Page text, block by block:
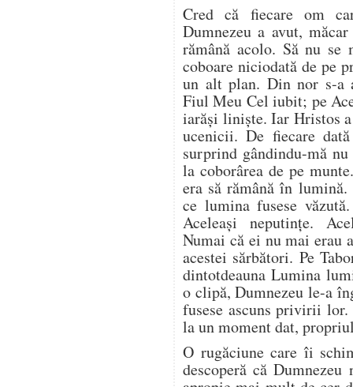
Cred că fiecare om
Dumnezeu a avut,
rămână acolo. Să nu
coboare niciodată de pe
un alt plan. Din nor s-a
Fiul Meu Cel iubit; pe
iarăși liniște. Iar Hristos
ucenicii. De fiecare
surprind gândindu-mă
la coborârea de pe
era să rămână în lumină.
ce lumina fusese
Aceleași neputințe.
Numai că ei nu mai erau
acestei sărbători. Pe
dintotdeauna Lumina
o clipă, Dumnezeu le-a
fusese ascuns privirii
la un moment dat,
O rugăciune care îi
descoperă că